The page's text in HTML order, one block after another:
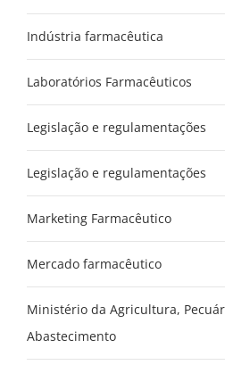
Indústria farmacêutica
Laboratórios Farmacêuticos
Legislação e regulamentações
Legislação e regulamentações
Marketing Farmacêutico
Mercado farmacêutico
Ministério da Agricultura,
Abastecimento